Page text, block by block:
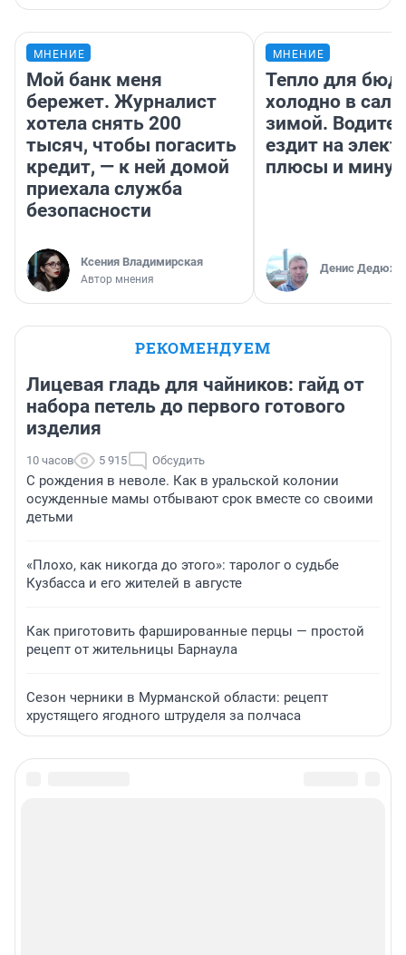
МНЕНИЕ
Мой банк меня
бережет. Журналист
хотела снять 200
тысяч, чтобы погасить
кредит, — к ней домой
приехала служба
безопасности
Ксения Владимирская
Автор мнения
МНЕНИЕ
Тепло для
холодно в
зимой.
ездит на
плюсы и
Денис
РЕКОМЕНДУЕМ
Лицевая гладь для чайников: гайд от
набора петель до первого готового
изделия
10 часов 5 915 Обсудить
С рождения в неволе. Как в уральской колонии
осужденные мамы отбывают срок вместе со своими
детьми
«Плохо, как никогда до этого»: таролог о судьбе
Кузбасса и его жителей в августе
Как приготовить фаршированные перцы — простой
рецепт от жительницы Барнаула
Сезон черники в Мурманской области: рецепт
хрустящего ягодного штруделя за полчаса